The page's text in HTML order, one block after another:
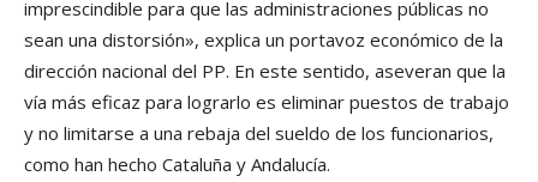
imprescindible para que las administraciones públicas no
sean una distorsión», explica un portavoz económico de la
dirección nacional del PP. En este sentido, aseveran que la
vía más eficaz para lograrlo es eliminar puestos de trabajo
y no limitarse a una rebaja del sueldo de los funcionarios,
como han hecho Cataluña y Andalucía.